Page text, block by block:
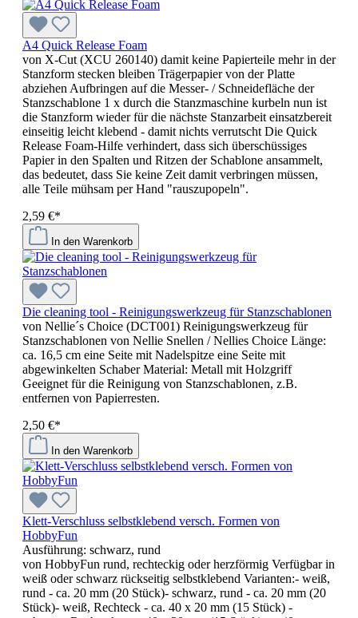
A4 Quick Release Foam
von X-Cut (XCU 260140) damit keine Papierteile mehr in der
Stanzform stecken bleiben Trägerpapier von der Platte
abziehen Aufbringen auf die Messer- / Schneidefläche der
Stanzschablone 1 x durch die Stanzmaschine kurbeln nun ist
die Stanzform wieder für die nächste Stanzarbeit einsatzbereit
einseitig leicht klebend - damit nichts verrutscht Die Quick
Release Foam-Hilfe verhindert, dass sich überschüssiges
Papier in den Spalten und Ritzen der Schablone ansammelt,
das bedeutet, dass Sie keine Zeit damit verbringen müssen,
alle Teile mühsam per Hand "rauszupopeln".
2,59 €*
In den Warenkorb
Die cleaning tool - Reinigungswerkzeug für Stanzschablonen
von Nellie´s Choice (DCT001) Reinigungswerkzeug für
Stanzschablonen von Nellie Snellen / Nellies Choice Länge:
ca. 16,5 cm eine Seite mit Nadelspitze eine Seite mit
abgewinkelten Schaber Material: Metall mit Holzgriff
Geeignet für die Reinigung von Stanzschablonen, z.B.
entfernen von Papierresten.
2,50 €*
In den Warenkorb
Klett-Verschluss selbstklebend versch. Formen von
HobbyFun
Ausführung: schwarz, rund
von HobbyFun rund, rechteckig oder herzförmig Verfügbar in
weiß oder schwarz rückseitig selbstklebend Varianten:- weiß,
rund - ca. 20 mm (20 Stück)- schwarz, rund - ca. 20 mm (20
Stück)- weiß, Rechteck - ca. 40 x 20 mm (15 Stück) -